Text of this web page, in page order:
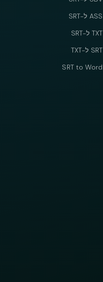
ASS ל-SRT
TXT ל-SRT
SRT ל-TXT
SRT to Word